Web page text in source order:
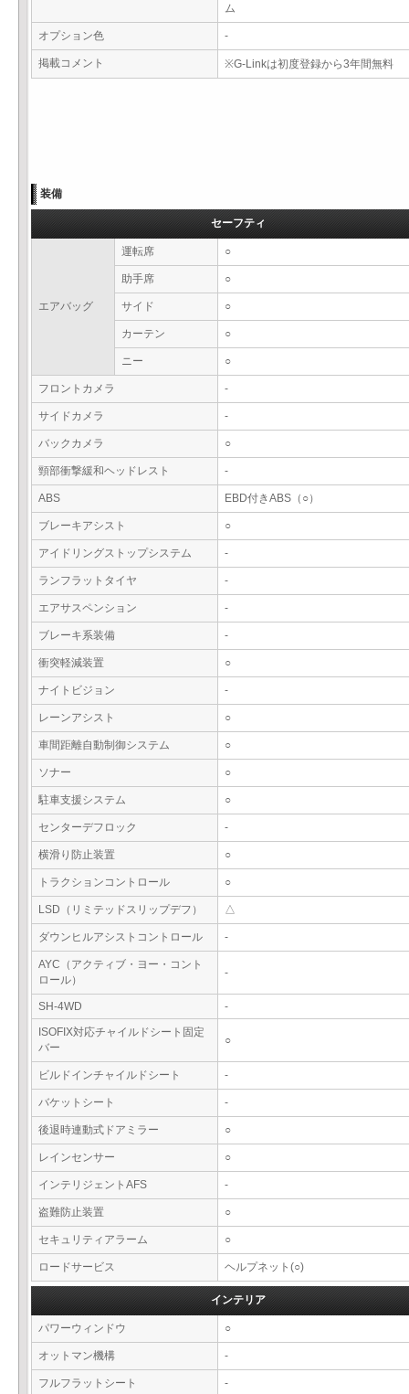
ム
オプション色 -
掲載コメント ※G-Linkは初度登録から3年間無料
装備
セーフティ
エアバッグ
運転席 ○
助手席 ○
サイド ○
カーテン ○
ニー ○
フロントカメラ -
サイドカメラ -
バックカメラ ○
頸部衝撃緩和ヘッドレスト -
ABS EBD付きABS（○）
ブレーキアシスト ○
アイドリングストップシステム -
ランフラットタイヤ -
エアサスペンション -
ブレーキ系装備 -
衝突軽減装置 ○
ナイトビジョン -
レーンアシスト ○
車間距離自動制御システム ○
ソナー ○
駐車支援システム ○
センターデフロック -
横滑り防止装置 ○
トラクションコントロール ○
LSD（リミテッドスリップデフ） △
ダウンヒルアシストコントロール -
AYC（アクティブ・ヨー・コント
ロール）
-
SH-4WD
-
ISOFIX対応チャイルドシート固定
バー
○
ビルドインチャイルドシート -
バケットシート -
後退時連動式ドアミラー ○
レインセンサー ○
インテリジェントAFS -
盗難防止装置 ○
セキュリティアラーム ○
ロードサービス ヘルプネット(○)
インテリア
パワーウィンドウ ○
オットマン機構 -
フルフラットシート -